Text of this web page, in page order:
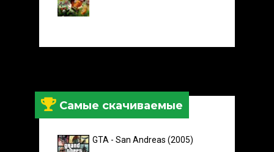
Самые скачиваемые
GTA - San Andreas (2005)